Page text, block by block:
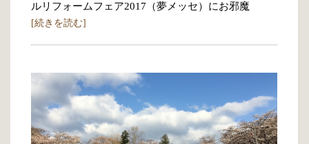
ルリフォームフェア2017（夢メッセ）にお邪魔
[続きを読む]